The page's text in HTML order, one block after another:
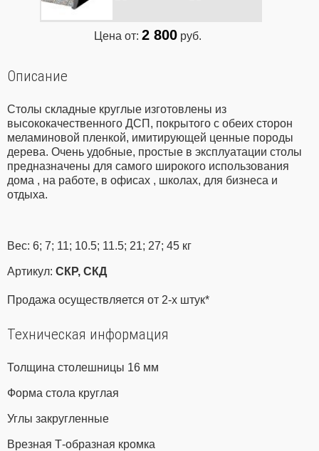
Цена от: 2 800руб.
Описание
Столы складные круглые изготовлены из
высококачественного ДСП, покрытого с обеих сторон
меламиновой пленкой, имитирующей ценные породы
дерева. Очень удобные, простые в эксплуатации столы
предназначены для самого широкого использования
дома , на работе, в офисах , школах, для бизнеса и
отдыха.
Вес: 6; 7; 11; 10.5; 11.5; 21; 27; 45 кг
Артикул: СКР, СКД
Продажа осуществляется от 2-х штук*
Техническая информация
Толщина столешницы 16 мм
Форма стола круглая
Углы закругленные
Врезная Т-образная кромка